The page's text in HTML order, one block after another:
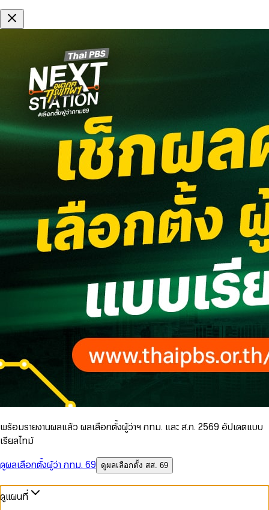
พร้อมรายงานผลแล้ว ผลเลือกตั้งผู้ว่าฯ กทม. และ ส.ก. 2569 อัปเดตแบบ
เรียลไทม์
ดูผลเลือกตั้งผู้ว่า กทม. 69
ดูผลเลือกตั้ง สส. 69
ดูแผนที่